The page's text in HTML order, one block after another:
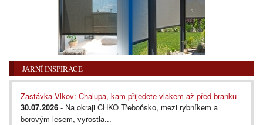
JARNÍ INSPIRACE
Zastávka Vlkov: Chalupa, kam přijedete vlakem až před branku
30.07.2026 - Na okraji CHKO Třeboňsko, mezi rybníkem a
borovým lesem, vyrostla...